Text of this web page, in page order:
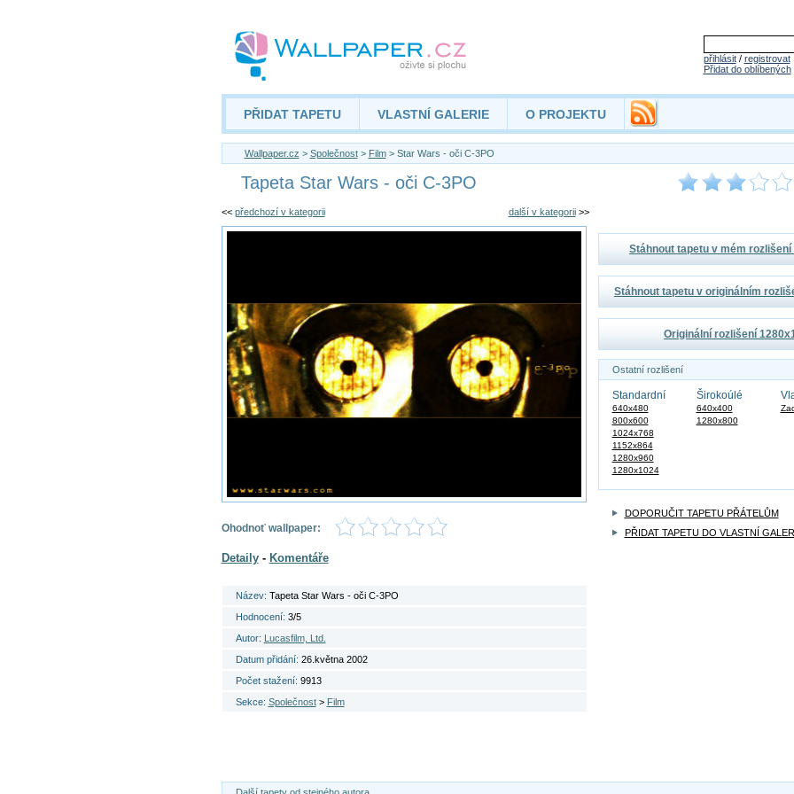
přihlásit/ registrovat
Přidat do oblíbených
PŘIDAT TAPETU VLASTNÍ GALERIE O PROJEKTU
Wallpaper.cz > Společnost> Film> Star Wars - oči C-3PO
Tapeta Star Wars - oči C-3PO
<< předchozí v kategorii další v kategorii>>
Ohodnoť wallpaper:
Detaily- Komentáře
Název: Tapeta Star Wars - oči C-3PO
Hodnocení: 3/5
Autor: Lucasfilm, Ltd.
Datum přidání: 26.května 2002
Počet stažení: 9913
Sekce: Společnost> Film
Stáhnout tapetu v mém rozlišení
Stáhnout tapetu v originálním
Originální rozlišení
Ostatní rozlišení
Standardní
640x480
800x600
1024x768
1152x864
1280x960
1280x1024
Širokoúlé
640x400
1280x800
DOPORUČIT TAPETU PŘÁTELŮM
PŘIDAT TAPETU DO VLASTNÍ